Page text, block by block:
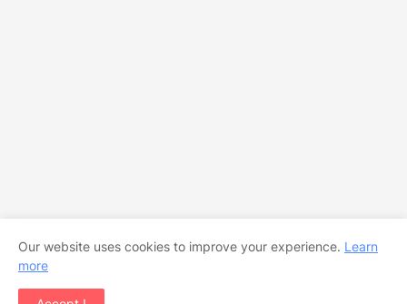
Our website uses cookies to improve your experience. Learn
more